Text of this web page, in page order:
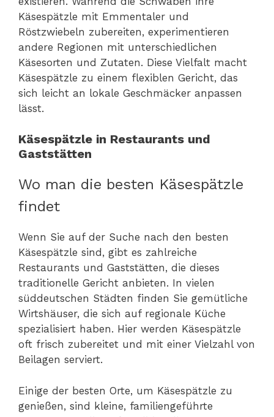
Käsespätzle mit Emmentaler und
Röstzwiebeln zubereiten, experimentieren
andere Regionen mit unterschiedlichen
Käsesorten und Zutaten. Diese Vielfalt macht
Käsespätzle zu einem flexiblen Gericht, das
sich leicht an lokale Geschmäcker anpassen
lässt.
Käsespätzle in Restaurants und
Gaststätten
Wo man die besten Käsespätzle
findet
Wenn Sie auf der Suche nach den besten
Käsespätzle sind, gibt es zahlreiche
Restaurants und Gaststätten, die dieses
traditionelle Gericht anbieten. In vielen
süddeutschen Städten finden Sie gemütliche
Wirtshäuser, die sich auf regionale Küche
spezialisiert haben. Hier werden Käsespätzle
oft frisch zubereitet und mit einer Vielzahl von
Beilagen serviert.
Einige der besten Orte, um Käsespätzle zu
genießen, sind kleine, familiengeführte